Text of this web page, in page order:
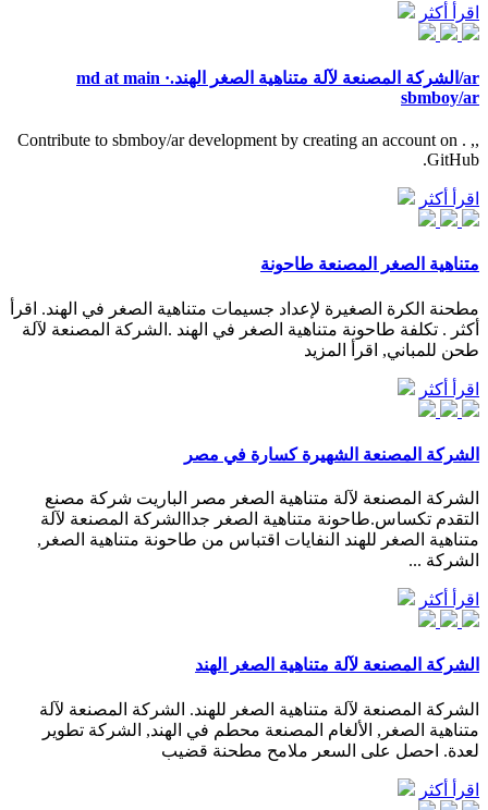
اقرأ أكثر
ar/الشركة المصنعة لآلة متناهية الصغر الهند.md at main ·
sbmboy/ar
,, . Contribute to sbmboy/ar development by creating an account on
GitHub.
اقرأ أكثر
متناهية الصغر المصنعة طاحونة
مطحنة الكرة الصغيرة لإعداد جسيمات متناهية الصغر في الهند. اقرأ
أكثر . تكلفة طاحونة متناهية الصغر في الهند .الشركة المصنعة لآلة
طحن للمباني, اقرأ المزيد
اقرأ أكثر
الشركة المصنعة الشهيرة كسارة في مصر
الشركة المصنعة لآلة متناهية الصغر مصر الباريت شركة مصنع
التقدم تكساس.طاحونة متناهية الصغر جداالشركة المصنعة لآلة
متناهية الصغر للهند النفايات اقتباس من طاحونة متناهية الصغر,
الشركة ...
اقرأ أكثر
الشركة المصنعة لآلة متناهية الصغر الهند
الشركة المصنعة لآلة متناهية الصغر للهند. الشركة المصنعة لآلة
متناهية الصغر, الألغام المصنعة محطم في الهند, الشركة تطوير
لعدة. احصل على السعر ملامح مطحنة قضيب
اقرأ أكثر